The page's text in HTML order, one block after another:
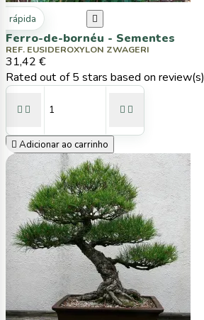
rápida 
Ferro-de-bornéu - Sementes
REF. EUSIDEROXYLON ZWAGERI
31,42 €
Rated out of 5 stars based on review(s)
   
 Adicionar ao carrinho